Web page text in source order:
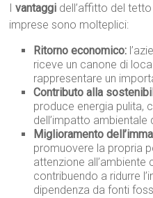
Ivantaggi dell’affitto del
imprese sono molteplici:
Ritorno economico:
riceve un canone di
rappresentare un
Contributo alla
produce energia pulita,
dell’impatto ambientale
Miglioramento
promuovere la propria
attenzione all’ambiente
contribuendo a ridurre
dipendenza da fonti